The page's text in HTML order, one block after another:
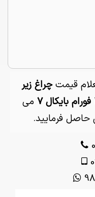
قیمتچراغ زیر
می
حاصل فرمایید.